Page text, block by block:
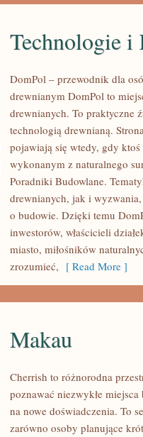
TECHNOLOGIE
KONSTRUKCJE
Technologie i
DomPol – przewodnik dla
drewnianym DomPol to
drewnianych. To praktyczne
technologią drewnianą.
pojawiają się wtedy, gdy
wykonanym z naturalnego
Poradniki Budowlane.
drewnianych, jak i
o budowie. Dzięki temu
inwestorów, właścicieli
miasto, miłośników
zrozumieć, [ Read More ]
Makau
Cherrish to różnorodna
poznawać niezwykłe
na nowe doświadczenia. To
zarówno osoby planujące